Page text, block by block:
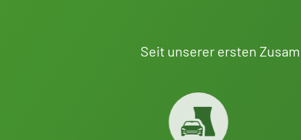
Seit unserer ersten